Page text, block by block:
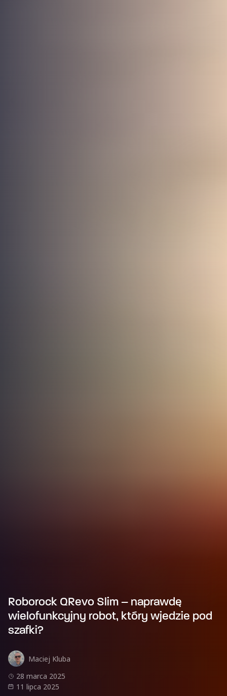
Roborock QRevo Slim – naprawdę
wielofunkcyjny robot, który wjedzie pod
szafki?
Maciej Kluba
28 marca 2025
11 lipca 2025